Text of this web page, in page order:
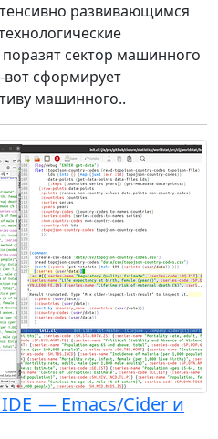
развивающимся
сектор машинного
сформирует
машинного..
— Emacs/Cider и